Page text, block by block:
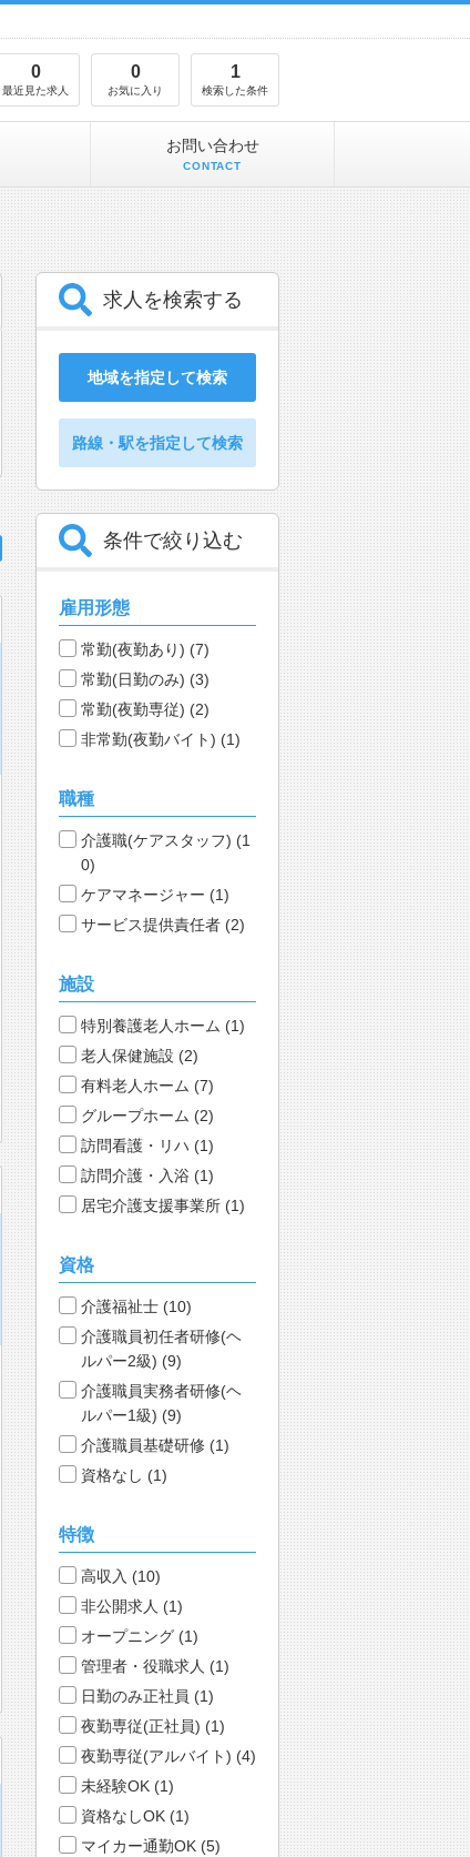
0
最近見た求人
0
お気に入り
1
検索した条件
お問い合わせ
CONTACT
求人を検索する
地域を指定して検索
路線・駅を指定して検索
条件で絞り込む
雇用形態
常勤(夜勤あり) (7)
常勤(日勤のみ) (3)
常勤(夜勤専従) (2)
非常勤(夜勤バイト) (1)
職種
介護職(ケアスタッフ) (1
0)
ケアマネージャー (1)
サービス提供責任者 (2)
施設
特別養護老人ホーム (1)
老人保健施設 (2)
有料老人ホーム (7)
グループホーム (2)
訪問看護・リハ (1)
訪問介護・入浴 (1)
居宅介護支援事業所 (1)
資格
介護福祉士 (10)
介護職員初任者研修(ヘ
ルパー2級) (9)
介護職員実務者研修(ヘ
ルパー1級) (9)
介護職員基礎研修 (1)
資格なし (1)
特徴
高収入 (10)
非公開求人 (1)
オープニング (1)
管理者・役職求人 (1)
日勤のみ正社員 (1)
夜勤専従(正社員) (1)
夜勤専従(アルバイト) (4)
未経験OK (1)
資格なしOK (1)
マイカー通勤OK (5)